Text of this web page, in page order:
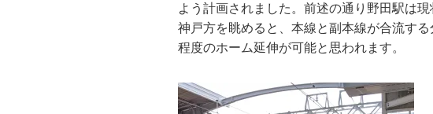
よう計画されました。前述の通り野田駅は
神戸方を眺めると、本線と副本線が合流す
程度のホーム延伸が可能と思われます。